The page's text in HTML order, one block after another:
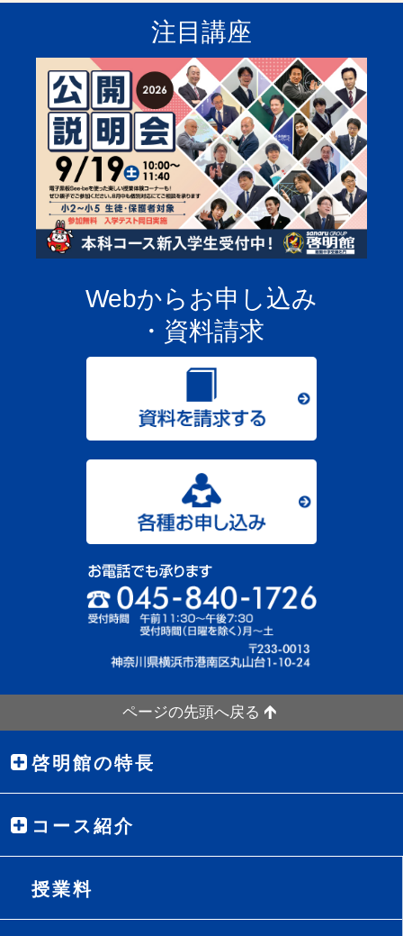
注目講座
Webからお申し込み
・資料請求
ページの先頭へ戻る
啓明館の特長
コース紹介
授業料